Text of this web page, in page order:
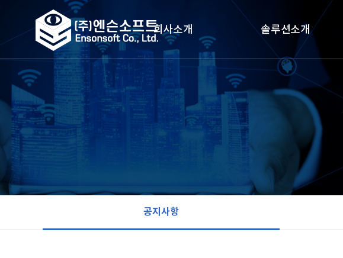
회사소개
CEO 인사말
회사 연혁
조직도
찾아오시는 길
솔루션소개
도로방범 솔루션
주차관제 솔루션
지능형 영상분석 솔루션
스마트교통 솔루션
공지사항